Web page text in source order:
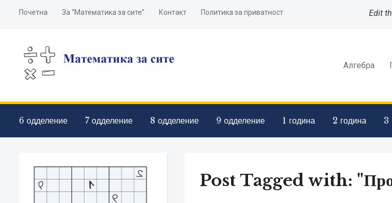
Почетна За “Математика за сите” Контакт Политика за приватност Edit
Алгебра
6 одделение 7 одделение 8 одделение 9 одделение 1 година 2 година 3
Post Tagged with: